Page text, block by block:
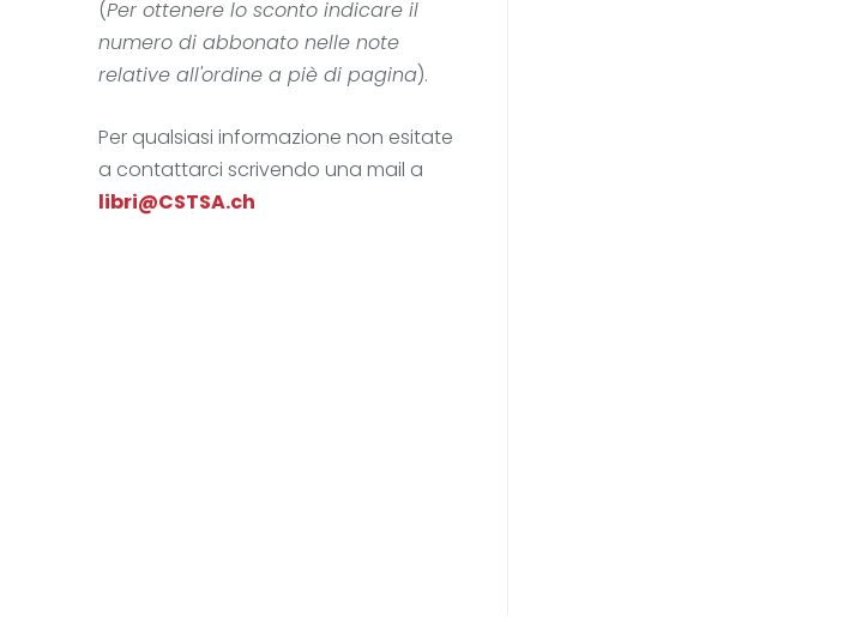
(Per ottenere lo sconto indicare il
numero di abbonato nelle note
relative all'ordine a piè di pagina).
Per qualsiasi informazione non esitate
a contattarci scrivendo una mail a
libri@CSTSA.ch